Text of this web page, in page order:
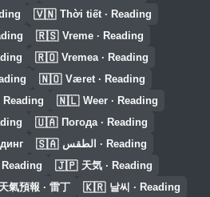
🇻🇳 Thời tiết · Reading
🇷🇸 Vreme · Reading
🇷🇴 Vremea · Reading
🇳🇴 Været · Reading
Reading 🇳🇱 Weer · Reading
🇺🇦 Погода · Reading
🇸🇦 الطقس · Reading
🇯🇵 天気 · Reading
天氣預報 · 雷丁 🇰🇷 날씨 · Reading